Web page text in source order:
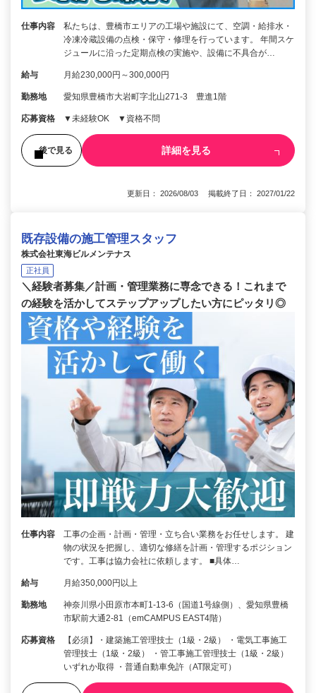
仕事内容
私たちは、豊橋市エリアの工場や施設にて、空調・給排水・
冷凍冷蔵設備の点検・保守・修理を行っています。 年間スケ
ジュールに沿った定期点検の実施や、設備に不具合が…
給与 月給230,000円～300,000円
勤務地 愛知県豊橋市大岩町字北山271-3 豊進1階
応募資格 ▼未経験OK ▼資格不問
後で見る 詳細を見る
更新日： 2026/08/03 掲載終了日： 2027/01/22
既存設備の施工管理スタッフ
株式会社東海ビルメンテナス
正社員
＼経験者募集／計画・管理業務に専念できる！これまで
の経験を活かしてステップアップしたい方にピッタリ◎
仕事内容
工事の企画・計画・管理・立ち合い業務をお任せします。 建
物の状況を把握し、適切な修繕を計画・管理するポジション
です。工事は協力会社に依頼します。 ■具体…
給与 月給350,000円以上
勤務地
神奈川県小田原市本町1-13-6（国道1号線側）、愛知県豊橋
市駅前大通2-81（emCAMPUS EAST4階）
応募資格
【必須】・建築施工管理技士（1級・2級） ・電気工事施工
管理技士（1級・2級） ・管工事施工管理技士（1級・2級）
いずれか取得 ・普通自動車免許（AT限定可）